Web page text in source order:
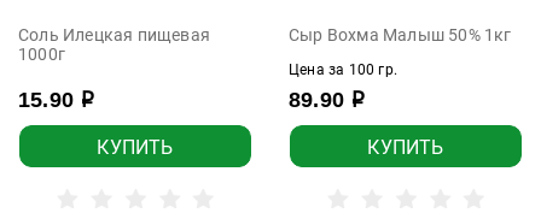
Соль Илецкая пищевая
1000г
15.90 р
КУПИТЬ
Сыр Вохма Малыш 50% 1кг
Цена за 100 гр.
89.90 р
КУПИТЬ